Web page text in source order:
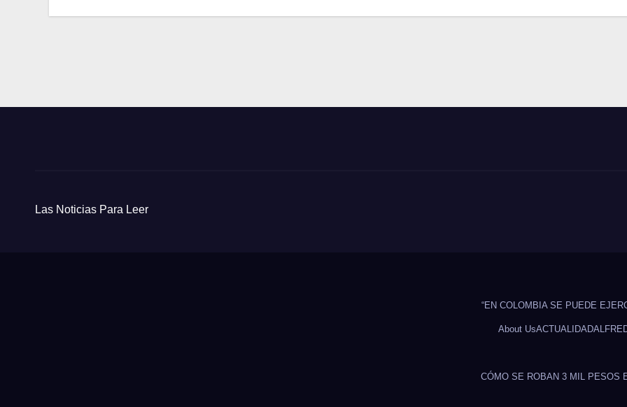
entradas
Las Noticias Para Leer
“EN COLOMBIA SE PUEDE
About UsACTUALIDAD
CÓMO SE ROBAN 3 MIL PESOS